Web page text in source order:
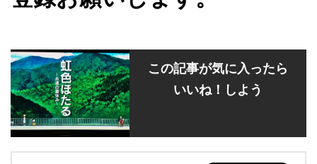
この記事が気に入ったら
いいね！しよう